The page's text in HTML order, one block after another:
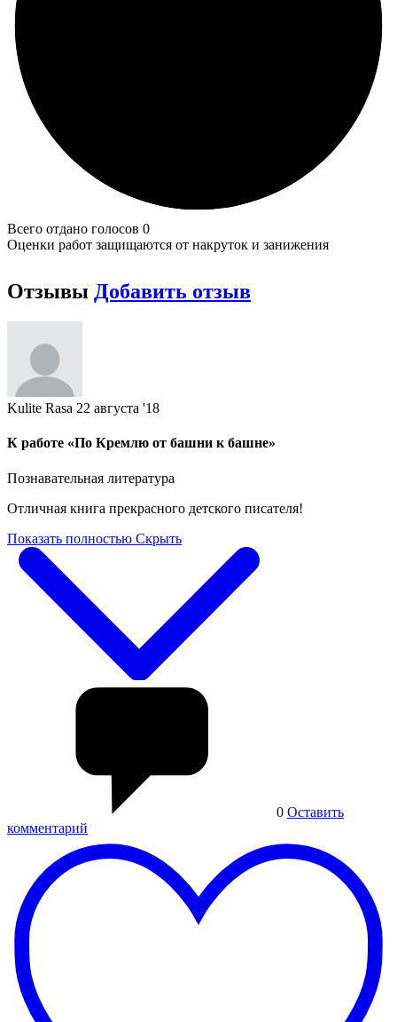
Всего отдано голосов 0
Оценки работ защищаются от накруток и занижения
Отзывы Добавить отзыв
Kulite Rasa 22 августа '18
К работе «По Кремлю от башни к башне»
Познавательная литература
Отличная книга прекрасного детского писателя!
Показать полностью Скрыть
0 Оставить
комментарий